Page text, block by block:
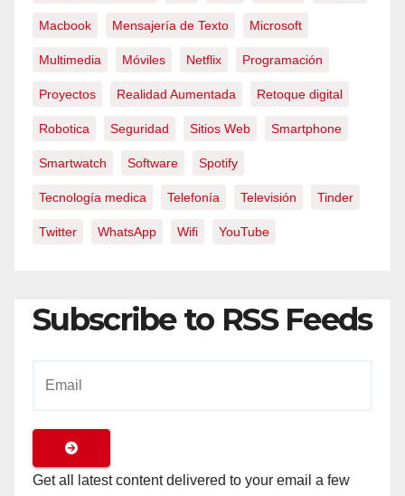
Macbook Mensajería de Texto Microsoft
Multimedia Móviles Netflix Programación
Proyectos Realidad Aumentada Retoque digital
Robotica Seguridad Sitios Web Smartphone
Smartwatch Software Spotify
Tecnología medica Telefonía Televisión Tinder
Twitter WhatsApp Wifi YouTube
Subscribe to RSS Feeds
Get all latest content delivered to your email a few